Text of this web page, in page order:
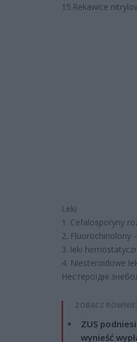
15.Rekawice
Leki
1. Cefalosporyny
2. Fluorochinolony
3. leki
4. Niesteroidowe
Нестероїдні
ZOBACZ
ZUS
wynieść